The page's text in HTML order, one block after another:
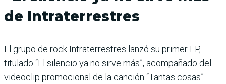
de Intraterrestres
El grupo de rock Intraterrestres lanzó su primer EP,
titulado “El silencio ya no sirve más”, acompañado del
videoclip promocional de la canción “Tantas cosas”.